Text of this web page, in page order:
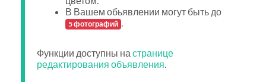
В Вашем обьявлении могут быть до
5 фотографий .
Функции доступны на странице
редактирования объявления.